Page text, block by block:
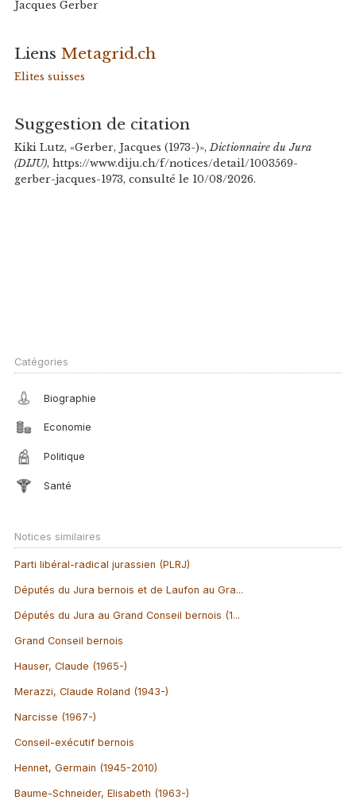
Jacques Gerber
Liens Metagrid.ch
Elites suisses
Suggestion de citation
Kiki Lutz, «Gerber, Jacques (1973-)», Dictionnaire du Jura
(DIJU), https://www.diju.ch/f/notices/detail/1003569-
gerber-jacques-1973, consulté le 10/08/2026.
Catégories
Biographie
Economie
Politique
Santé
Notices similaires
Parti libéral-radical jurassien (PLRJ)
Députés du Jura bernois et de Laufon au Gra...
Députés du Jura au Grand Conseil bernois (1...
Grand Conseil bernois
Hauser, Claude (1965-)
Merazzi, Claude Roland (1943-)
Narcisse (1967-)
Conseil-exécutif bernois
Hennet, Germain (1945-2010)
Baume-Schneider, Elisabeth (1963-)